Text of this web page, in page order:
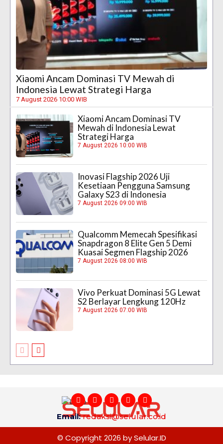
Xiaomi Ancam Dominasi TV Mewah di
Indonesia Lewat Strategi Harga
7 August 2026 10:00 WIB
Xiaomi Ancam Dominasi TV
Mewah di Indonesia Lewat
Strategi Harga
7 August 2026 10:00 WIB
Inovasi Flagship 2026 Uji
Kesetiaan Pengguna Samsung
Galaxy S23 di Indonesia
7 August 2026 09:00 WIB
Qualcomm Memecah Spesifikasi
Snapdragon 8 Elite Gen 5 Demi
Kuasai Segmen Flagship 2026
7 August 2026 08:00 WIB
Vivo Perkuat Dominasi 5G Lewat
S2 Berlayar Lengkung 120Hz
7 August 2026 07:00 WIB
Email:redaksi@selular.co.id
© Copyright 2026 by Selular.ID